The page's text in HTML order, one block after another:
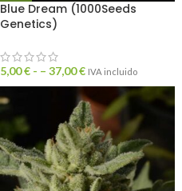
Blue Dream (1000Seeds
Genetics)
5,00€ - – 37,00€ IVA incluido